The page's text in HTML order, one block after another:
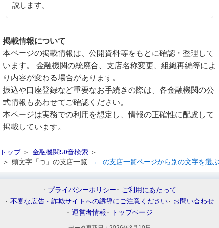
説します。
掲載情報について
本ページの掲載情報は、公開資料等をもとに確認・整理して
います。 金融機関の統廃合、支店名称変更、組織再編等によ
り内容が変わる場合があります。
振込や口座登録など重要なお手続きの際は、各金融機関の公
式情報もあわせてご確認ください。
本ページは実務での利用を想定し、情報の正確性に配慮して
掲載しています。
トップ
金融機関50音検索
頭文字「つ」の支店一覧
← の支店一覧ページから別の文字を選ぶ
プライバシーポリシー
ご利用にあたって
不審な広告・詐欺サイトへの誘導にご注意ください
お問い合わせ
運営者情報
トップページ